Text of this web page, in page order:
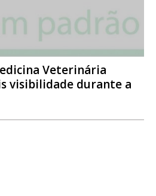
Veterinária
visibilidade durante a